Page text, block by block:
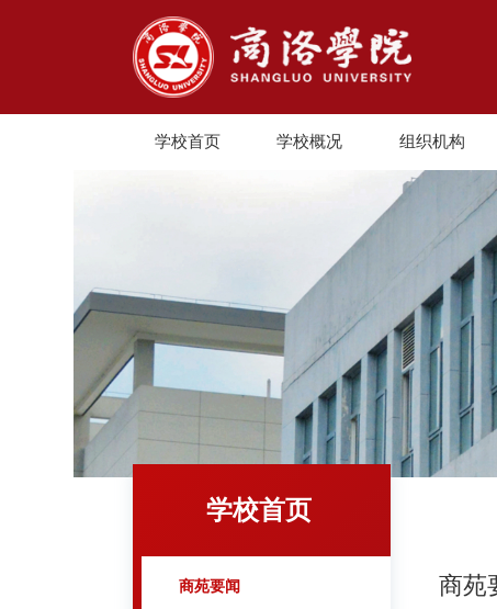
学校首页 学校概况 组织机构
学校首页
商苑要闻 商苑